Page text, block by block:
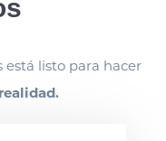
está listo para hacer